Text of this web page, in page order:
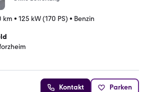
km • 125 kW (170 PS) • Benzin
Kontakt Parken